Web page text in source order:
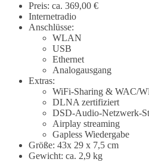
Preis: ca. 369,00 €
Internetradio
Anschlüsse:
WLAN
USB
Ethernet
Analogausgang
Extras:
WiFi-Sharing & WAC/
DLNA zertifiziert
DSD-Audio-Netzwerk-
Airplay streaming
Gapless Wiedergabe
Größe: 43x 29 x 7,5 cm
Gewicht: ca. 2,9 kg